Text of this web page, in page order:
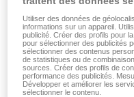
Visuels de la
Utiliser des données de
informations sur un appareil.
publicité. Créer des profils pour
pour sélectionner des publicités
sélectionner des contenus
de statistiques ou de
sources. Créer des profils de
performance des publicités.
Développer et améliorer les
sélectionner le contenu.